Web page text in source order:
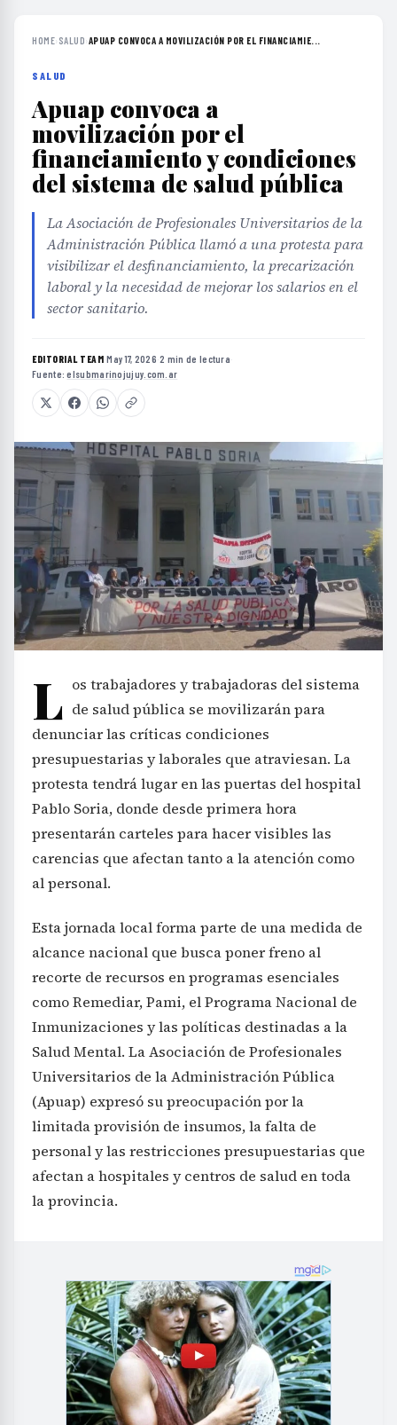
HOME› SALUD›APUAP CONVOCA A MOVILIZACIÓN POR EL FINANCIAMIE...
SALUD
Apuap convoca a
movilización por el
financiamiento y condiciones
del sistema de salud pública
La Asociación de Profesionales Universitarios de la
Administración Pública llamó a una protesta para
visibilizar el desfinanciamiento, la precarización
laboral y la necesidad de mejorar los salarios en el
sector sanitario.
EDITORIAL TEAM·May 17, 2026·2 min de lectura·
Fuente:elsubmarinojujuy.com.ar
L os trabajadores y trabajadoras del sistema
de salud pública se movilizarán para
denunciar las críticas condiciones
presupuestarias y laborales que atraviesan. La
protesta tendrá lugar en las puertas del hospital
Pablo Soria, donde desde primera hora
presentarán carteles para hacer visibles las
carencias que afectan tanto a la atención como
al personal.
Esta jornada local forma parte de una medida de
alcance nacional que busca poner freno al
recorte de recursos en programas esenciales
como Remediar, Pami, el Programa Nacional de
Inmunizaciones y las políticas destinadas a la
Salud Mental. La Asociación de Profesionales
Universitarios de la Administración Pública
(Apuap) expresó su preocupación por la
limitada provisión de insumos, la falta de
personal y las restricciones presupuestarias que
afectan a hospitales y centros de salud en toda
la provincia.